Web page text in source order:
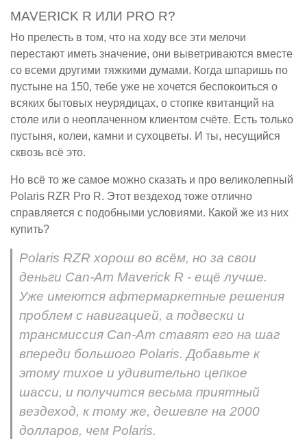
MAVERICK R ИЛИ PRO R?
Но прелесть в том, что на ходу все эти мелочи
перестают иметь значение, они выветриваются вместе
со всеми другими тяжкими думами. Когда шпаришь по
пустыне на 150, тебе уже не хочется беспокоиться о
всяких бытовых неурядицах, о стопке квитанций на
столе или о неоплаченном клиентом счёте. Есть только
пустыня, колеи, камни и сухоцветы. И ты, несущийся
сквозь всё это.
Но всё то же самое можно сказать и про великолепный
Polaris RZR Pro R. Этот вездеход тоже отлично
справляется с подобными условиями. Какой же из них
купить?
Polaris RZR хорош во всём, но за свои
деньги Can-Am Maverick R - ещё лучше.
Уже имеются афтермаркетные решения
проблем с навигацией, а подвески и
трансмиссия Can-Am ставят его на шаг
впереди большого Polaris. Добавьте к
этому тихое и удивительно цепкое
шасси, и получится весьма приятный
вездеход, к тому же, дешевле на 2000
долларов, чем Polaris.